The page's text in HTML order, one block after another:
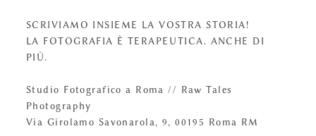
SCRIVIAMO INSIEME LA VOSTRA STORIA!
LA FOTOGRAFIA È TERAPEUTICA. ANCHE DI
PIÙ.
Studio Fotografico a Roma // Raw Tales
Photography
Via Girolamo Savonarola, 9, 00195 Roma RM